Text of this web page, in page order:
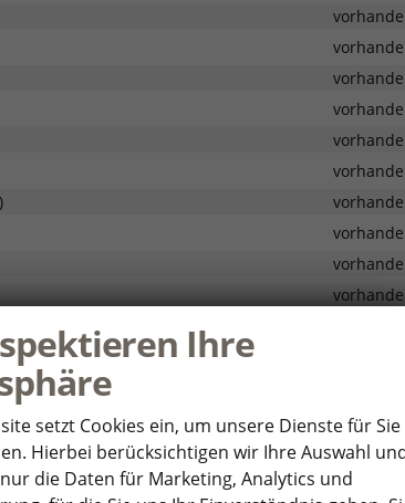
vorhanden
vorhanden
Ihre
setzt Cookies ein, um unsere Dienste für Sie
Hierbei berücksichtigen wir Ihre Auswahl
die Daten für Marketing, Analytics und